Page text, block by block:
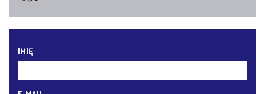
IMIĘ